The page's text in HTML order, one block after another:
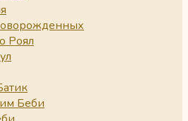
Роял
Беби